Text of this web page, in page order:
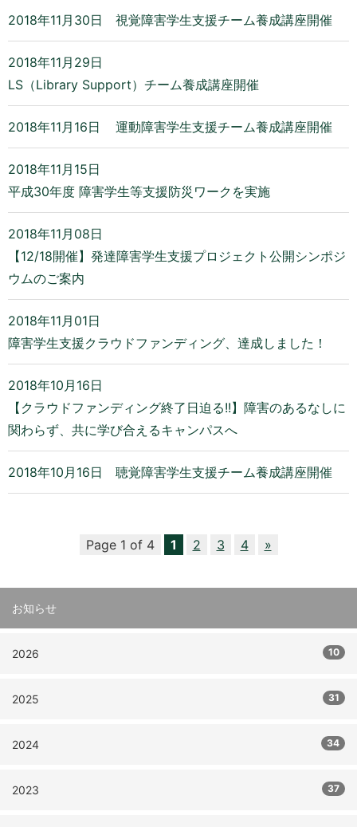
2018年11月30日 視覚障害学生支援チーム養成講座開催
2018年11月29日
LS（Library Support）チーム養成講座開催
2018年11月16日 運動障害学生支援チーム養成講座開催
2018年11月15日
平成30年度 障害学生等支援防災ワークを実施
2018年11月08日
【12/18開催】発達障害学生支援プロジェクト公開シンポジ
ウムのご案内
2018年11月01日
障害学生支援クラウドファンディング、達成しました！
2018年10月16日
【クラウドファンディング終了日迫る!!】障害のあるなしに
関わらず、共に学び合えるキャンパスへ
2018年10月16日 聴覚障害学生支援チーム養成講座開催
Page 1 of 4 1 2 3 4 »
お知らせ
2026 10
2025 31
2024 34
2023 37